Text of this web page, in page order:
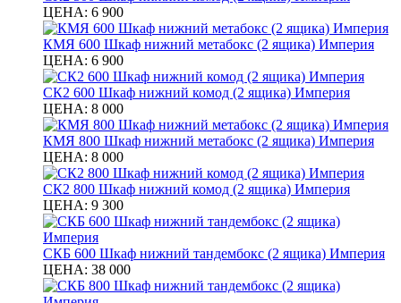
ЦЕНА: 6 900
КМЯ 600 Шкаф нижний метабокс (2 ящика) Империя
ЦЕНА: 6 900
СК2 600 Шкаф нижний комод (2 ящика) Империя
ЦЕНА: 8 000
КМЯ 800 Шкаф нижний метабокс (2 ящика) Империя
ЦЕНА: 8 000
СК2 800 Шкаф нижний комод (2 ящика) Империя
ЦЕНА: 9 300
СКБ 600 Шкаф нижний тандембокс (2 ящика) Империя
ЦЕНА: 38 000